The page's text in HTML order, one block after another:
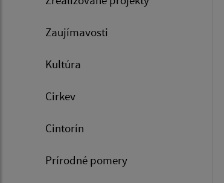
Zaujímavosti
Kultúra
Cirkev
Cintorín
Prírodné pomery